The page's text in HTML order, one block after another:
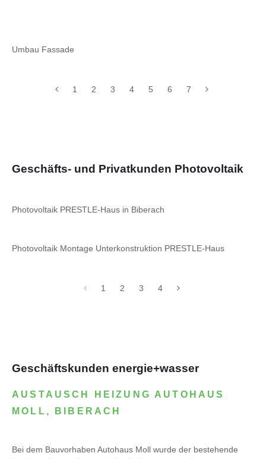
Umbau Fassade
1 2 3 4 5 6 7
Geschäfts- und Privatkunden Photovoltaik
Photovoltaik PRESTLE-Haus in Biberach
Photovoltaik Montage Unterkonstruktion PRESTLE-Haus
1 2 3 4
Geschäftskunden energie+wasser
AUSTAUSCH HEIZUNG AUTOHAUS
MOLL, BIBERACH
Bei dem Bauvorhaben Autohaus Moll wurde der bestehende